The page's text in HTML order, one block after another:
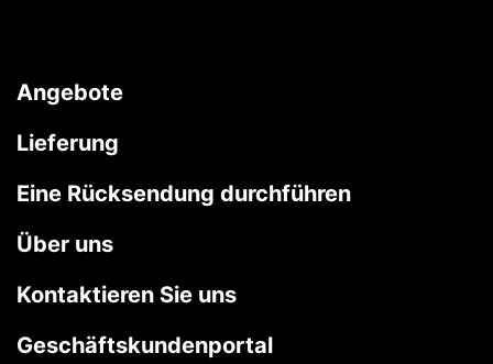
Angebote
Lieferung
Eine Rücksendung durchführen
Über uns
Kontaktieren Sie uns
Geschäftskundenportal